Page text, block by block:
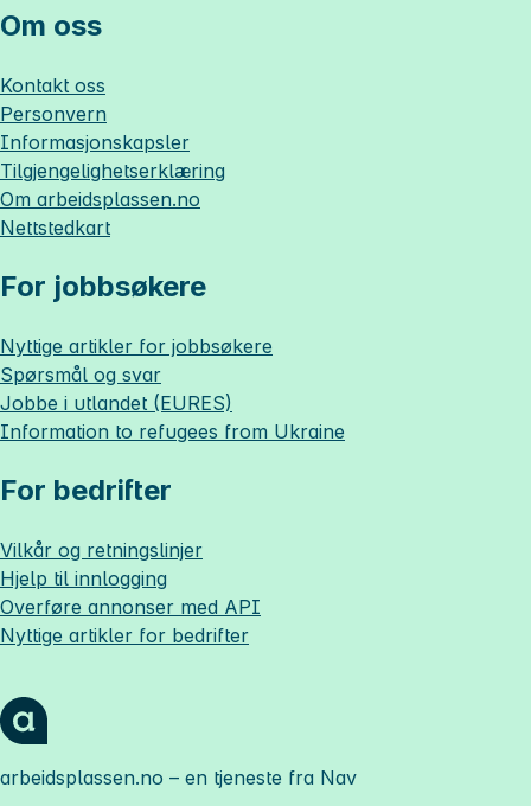
Om oss
Kontakt oss
Personvern
Informasjonskapsler
Tilgjengelighetserklæring
Om arbeidsplassen.no
Nettstedkart
For jobbsøkere
Nyttige artikler for jobbsøkere
Spørsmål og svar
Jobbe i utlandet (EURES)
Information to refugees from Ukraine
For bedrifter
Vilkår og retningslinjer
Hjelp til innlogging
Overføre annonser med API
Nyttige artikler for bedrifter
arbeidsplassen.no – en tjeneste fra Nav